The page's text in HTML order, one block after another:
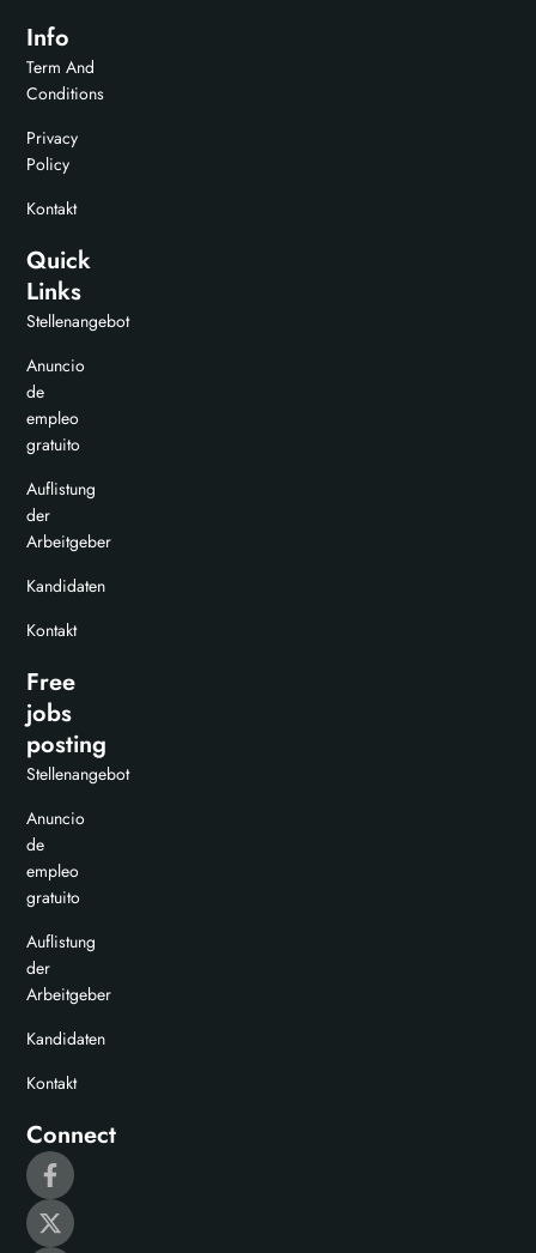
Info
Term And
Conditions
Privacy
Policy
Kontakt
Quick
Links
Stellenangebot
Anuncio
de
empleo
gratuito
Auflistung
der
Arbeitgeber
Kandidaten
Kontakt
Free
jobs
posting
Stellenangebot
Anuncio
de
empleo
gratuito
Auflistung
der
Arbeitgeber
Kandidaten
Kontakt
Connect